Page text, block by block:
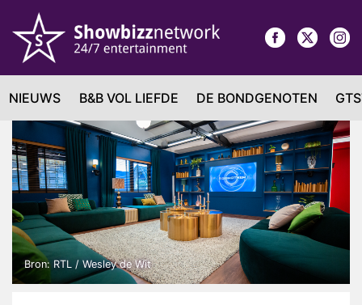
NIEUWS B&B VOL LIEFDE DE BONDGENOTEN
Bron: RTL / Wesley de Wit